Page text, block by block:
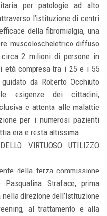
per patologie ad alto
l’istituzione di centri
della fibromialgia, una
muscoloscheletrico diffuso
2 milioni di persone in
età compresa tra i 25 e i 55
da Roberto Occhiuto
esigenze dei cittadini,
e attenta alle malattie
per i numerosi pazienti
era e resta altissima.
VIRTUOSO UTILIZZO
della terza commissione
Straface, prima
direzione dell’istituzione
al trattamento e alla